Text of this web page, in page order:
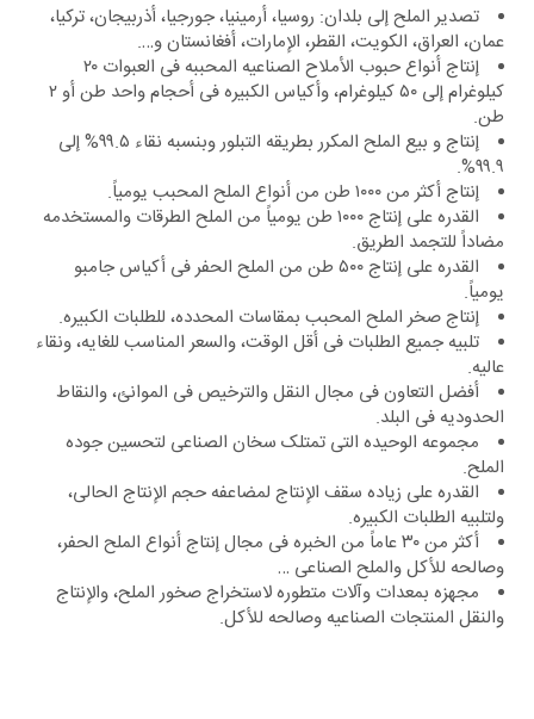
تصدیر الملح إلى بلدان: روسیا، أرمینیا، جورجیا، أذربیجان، ترکیا،
عمان، العراق، الکویت، القطر، الإمارات، أفغانستان و….
إنتاج أنواع حبوب الأملاح الصناعیه المحببه فی العبوات ۲۰
کیلوغرام إلى ۵۰ کیلوغرام، وأکیاس الکبیره فی أحجام واحد طن أو ۲
طن.
إنتاج و بیع الملح المکرر بطریقه التبلور وبنسبه نقاء ۹۹.۵% إلى
۹۹.۹%.
إنتاج أکثر من ۱۰۰۰ طن من أنواع الملح المحبب یومیاً.
القدره على إنتاج ۱۰۰۰ طن یومیاً من الملح الطرقات والمستخدمه
مضاداً للتجمد الطریق.
القدره على إنتاج ۵۰۰ طن من الملح الحفر فی أکیاس جامبو
یومیاً.
إنتاج صخر الملح المحبب بمقاسات المحدده، للطلبات الکبیره.
تلبیه جمیع الطلبات فی أقل الوقت، والسعر المناسب للغایه، ونقاء
عالیه.
أفضل التعاون فی مجال النقل والترخیص فی الموانئ، والنقاط
الحدودیه فی البلد.
مجموعه الوحیده التی تمتلک سخان الصناعی لتحسین جوده
الملح.
القدره على زیاده سقف الإنتاج لمضاعفه حجم الإنتاج الحالی،
ولتلبیه الطلبات الکبیره.
أکثر من ۳۰ عاماً من الخبره فی مجال إنتاج أنواع الملح الحفر،
وصالحه للأکل والملح الصناعی …
مجهزه بمعدات وآلات متطوره لاستخراج صخور الملح، والإنتاج
والنقل المنتجات الصناعیه وصالحه للأکل.